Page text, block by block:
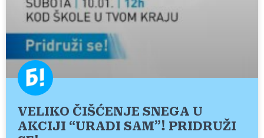
VELIKO ČIŠĆENJE SNEGA U
AKCIJI “URADI SAM”! PRIDRUŽI